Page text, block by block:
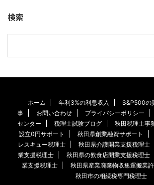
検索
ホーム 年利3%の利息収入 S&P500の
事
お問い合わせ プライバシーポリシー
センター
税理士試験ブログ 秋田税理士事
設立0円サポート
秋田県創業融資サポート
レスキュー税理士
秋田県介護開業支援税理士
業支援税理士
秋田県の飲食店開業支援税理士
業支援税理士
秋田県産業廃棄物収集運搬業
秋田市の相続税専門税理士